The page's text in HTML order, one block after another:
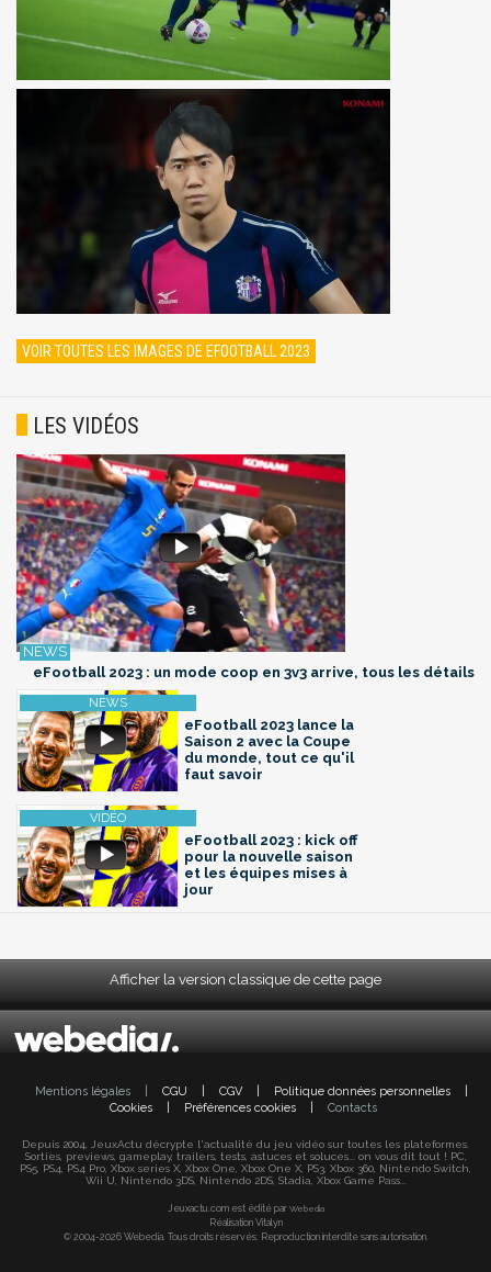
VOIR TOUTES LES IMAGES DE EFOOTBALL 2023
LES VIDÉOS
eFootball 2023 : un mode coop en 3v3 arrive, tous les détails
eFootball 2023 lance la
Saison 2 avec la Coupe
du monde, tout ce qu'il
faut savoir
eFootball 2023 : kick off
pour la nouvelle saison
et les équipes mises à
jour
Afficher la version classique de cette page
Mentions légales CGU CGV Politique données personnelles
Cookies
Préférences cookies Contacts
Depuis 2004, JeuxActu décrypte l'actualité du jeu vidéo sur toutes les plateformes.
Sorties, previews, gameplay, trailers, tests, astuces et soluces... on vous dit tout ! PC,
PS5, PS4, PS4 Pro, Xbox series X, Xbox One, Xbox One X, PS3, Xbox 360, Nintendo Switch,
Wii U, Nintendo 3DS, Nintendo 2DS, Stadia, Xbox Game Pass...
Jeuxactu.com est édité par Webedia
Réalisation Vitalyn
© 2004-2026 Webedia. Tous droits réservés. Reproduction interdite sans autorisation.